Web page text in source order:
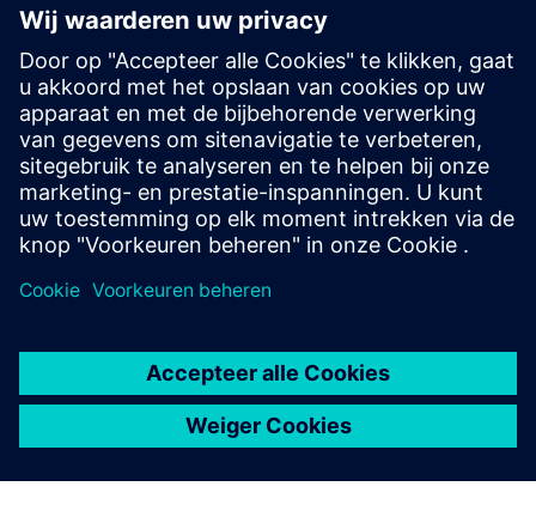
elektrische prestaties van het eindproduct worden
Gratis leren op aanvraag
Een compleet portfolio van leertrajecten voor schematisch
ontwerp, definitie van beperkingen, PCB-indeling en het
maken en beheren van bibliotheken.